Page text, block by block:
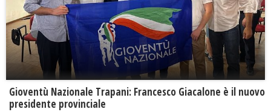
Gioventù Nazionale Trapani: Francesco Giacalone è il nuovo
presidente provinciale